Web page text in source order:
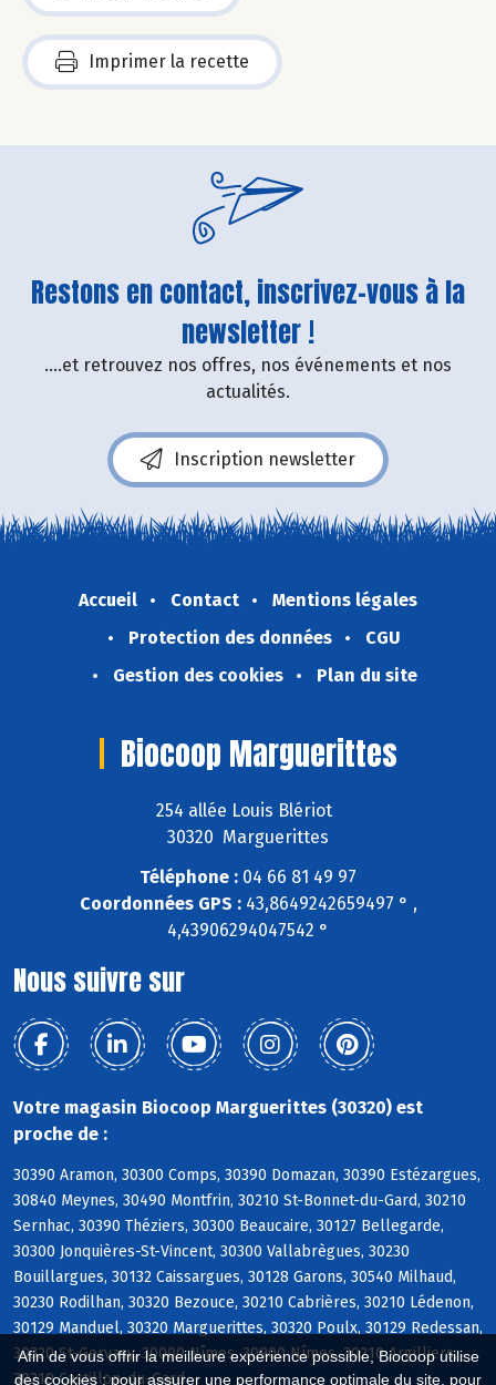
Afin de vous offrir la meilleure expérience possible, Biocoop utilise
des cookies : pour assurer une performance optimale du site, pour
Imprimer la recette
Restons en contact, inscrivez-vous à la
newsletter !
....et retrouvez nos offres, nos événements et nos
actualités.
Inscription newsletter
Accueil Contact
Mentions légales
Protection des données
CGU
Gestion des cookies
Plan du site
Biocoop Marguerittes
254 allée Louis Blériot
30320 Marguerittes
Téléphone : 04 66 81 49 97
Coordonnées GPS :43,8649242659497 ° ,
4,43906294047542 °
Nous suivre sur
Votre magasin Biocoop Marguerittes (30320) est
proche de :
30390 Aramon, 30300 Comps, 30390 Domazan, 30390 Estézargues,
30840 Meynes, 30490 Montfrin, 30210 St-Bonnet-du-Gard, 30210
Sernhac, 30390 Théziers, 30300 Beaucaire, 30127 Bellegarde,
30300 Jonquières-St-Vincent, 30300 Vallabrègues, 30230
Bouillargues, 30132 Caissargues, 30128 Garons, 30540 Milhaud,
30230 Rodilhan, 30320 Bezouce, 30210 Cabrières, 30210 Lédenon,
30129 Manduel, 30320 Marguerittes, 30320 Poulx, 30129 Redessan,
30320 St-Gervasy, 30000 Nîmes, 30900 Nîmes, 30210 Argilliers,
30210 Castillon-du-Gard